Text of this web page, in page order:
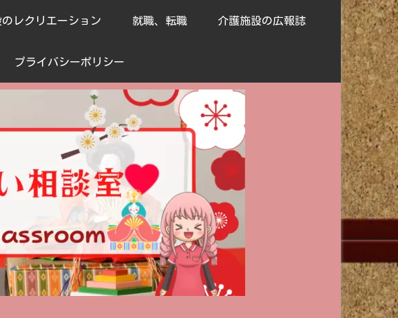
レクリエーション 就職、転職 介護施設の広報誌
プライバシーポリシー